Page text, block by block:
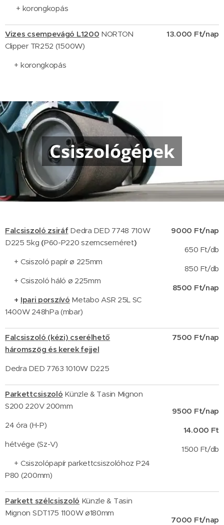
+ korongkopás
Vizes csempevágó L1200 NORTON
Clipper TR252 (1500W)
+ korongkopás
13.000 Ft/nap
Csiszológépek
Falcsiszoló zsiráf Dedra DED 7748 710W
D225 5kg (P60-P220 szemcseméret)
+ Csiszoló papír ø 225mm
+ Csiszoló háló ø 225mm
+ Ipari porszívó Metabo ASR 25L SC
1400W 248hPa (mbar)
9000 Ft/nap
650 Ft/db
850 Ft/db
8500 Ft/nap
Falcsiszoló (kézi) cserélhető
háromszög és kerek fejjel
Dedra DED 7763 1010W D225
7500 Ft/nap
Parkettcsiszoló Künzle & Tasin Mignon
S200 220V 200mm
24 óra (H-P)
hétvége (Sz-V)
+ Csiszolópapír parkettcsiszolóhoz P24
P80 (200mm)
9500 Ft/nap
14.000 Ft
1500 Ft/db
Parkett szélcsiszoló Künzle & Tasin
Mignon SDT175 1100W ø180mm
7000 Ft/nap